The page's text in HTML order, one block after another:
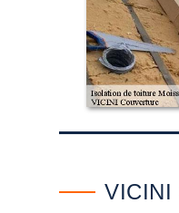
VICINI